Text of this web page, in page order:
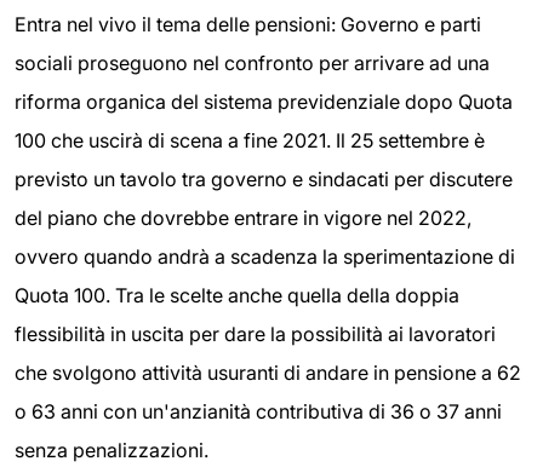
Entra nel vivo il tema delle pensioni: Governo e parti
sociali proseguono nel confronto per arrivare ad una
riforma organica del sistema previdenziale dopo Quota
100 che uscirà di scena a fine 2021. Il 25 settembre è
previsto un tavolo tra governo e sindacati per discutere
del piano che dovrebbe entrare in vigore nel 2022,
ovvero quando andrà a scadenza la sperimentazione di
Quota 100. Tra le scelte anche quella della doppia
flessibilità in uscita per dare la possibilità ai lavoratori
che svolgono attività usuranti di andare in pensione a 62
o 63 anni con un'anzianità contributiva di 36 o 37 anni
senza penalizzazioni.